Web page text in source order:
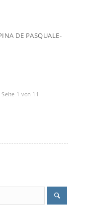
DE PASQUALE-
Seite 1 von 11